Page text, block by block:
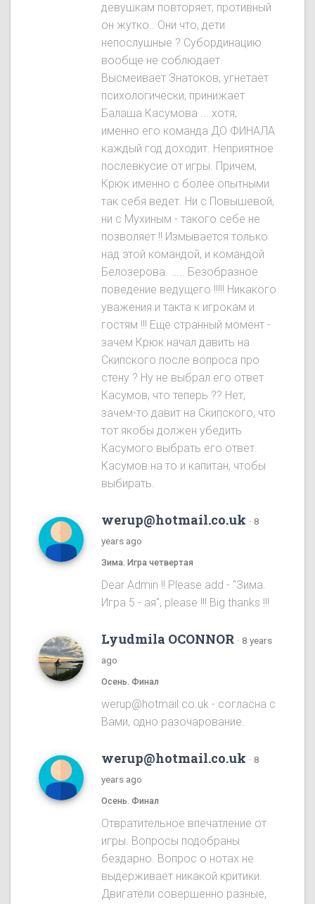
девушкам повторяет, противный
он жутко.. Они что, дети
непослушные ? Субординацию
вообще не соблюдает.
Высмеивает Знатокoв, угнетает
психологически, принижает
Балаша Касумова ....хотя,
именно его команда ДО ФИНАЛА
каждый год доходит. Неприятное
послевкусие от игры. Причем,
Крюк именно с более опытными
так себя ведет. Ни с Повышевой,
ни с Мухиным - такого себе не
позволяет !! Измывается только
над этой командой, и командой
Белозерова. ..... Безобразное
поведение ведущего !!!!! Никакого
уважения и такта к игрокам и
гостям !!! Еще странный момент -
зачем Крюк начал давить на
Скипского после вопроса про
стену ? Ну не выбрал его ответ
Касумов, что теперь ?? Нет,
зачем-то давит на Скипского, что
тот якобы должен убедить
Касумого выбрать его ответ.
Касумов на то и капитан, чтобы
выбирать.
werup@hotmail.co.uk · 8
years ago
Зима. Игра четвертая
Dear Admin !! Please add - "Зима.
Игра 5 - ая", please !!! Big thanks !!!
Lyudmila OCONNOR · 8 years
ago
Осень. Финал
werup@hotmail.co.uk - согласна с
Вами, одно разочарование.
werup@hotmail.co.uk · 8
years ago
Осень. Финал
Отвратительное впечатление от
игры. Вопросы подобраны
бездарно. Вопрос о нотах не
выдерживает никакой критики.
Двигатели совершенно разные,